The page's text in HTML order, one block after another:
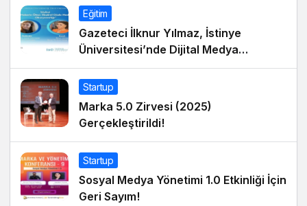
Eğitim
Gazeteci İlknur Yılmaz, İstinye
Üniversitesi’nde Dijital Medya
Okuryazarlığı Dersinin Konuğu Oldu
Startup
Marka 5.0 Zirvesi (2025)
Gerçekleştirildi!
Startup
Sosyal Medya Yönetimi 1.0 Etkinliği İçin
Geri Sayım!